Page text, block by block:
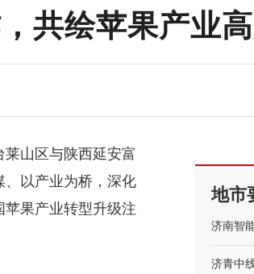
共绘苹果产业
莱山区与陕西延安富
以产业为桥，深化
果产业转型升级注
地市
济南智
济青中